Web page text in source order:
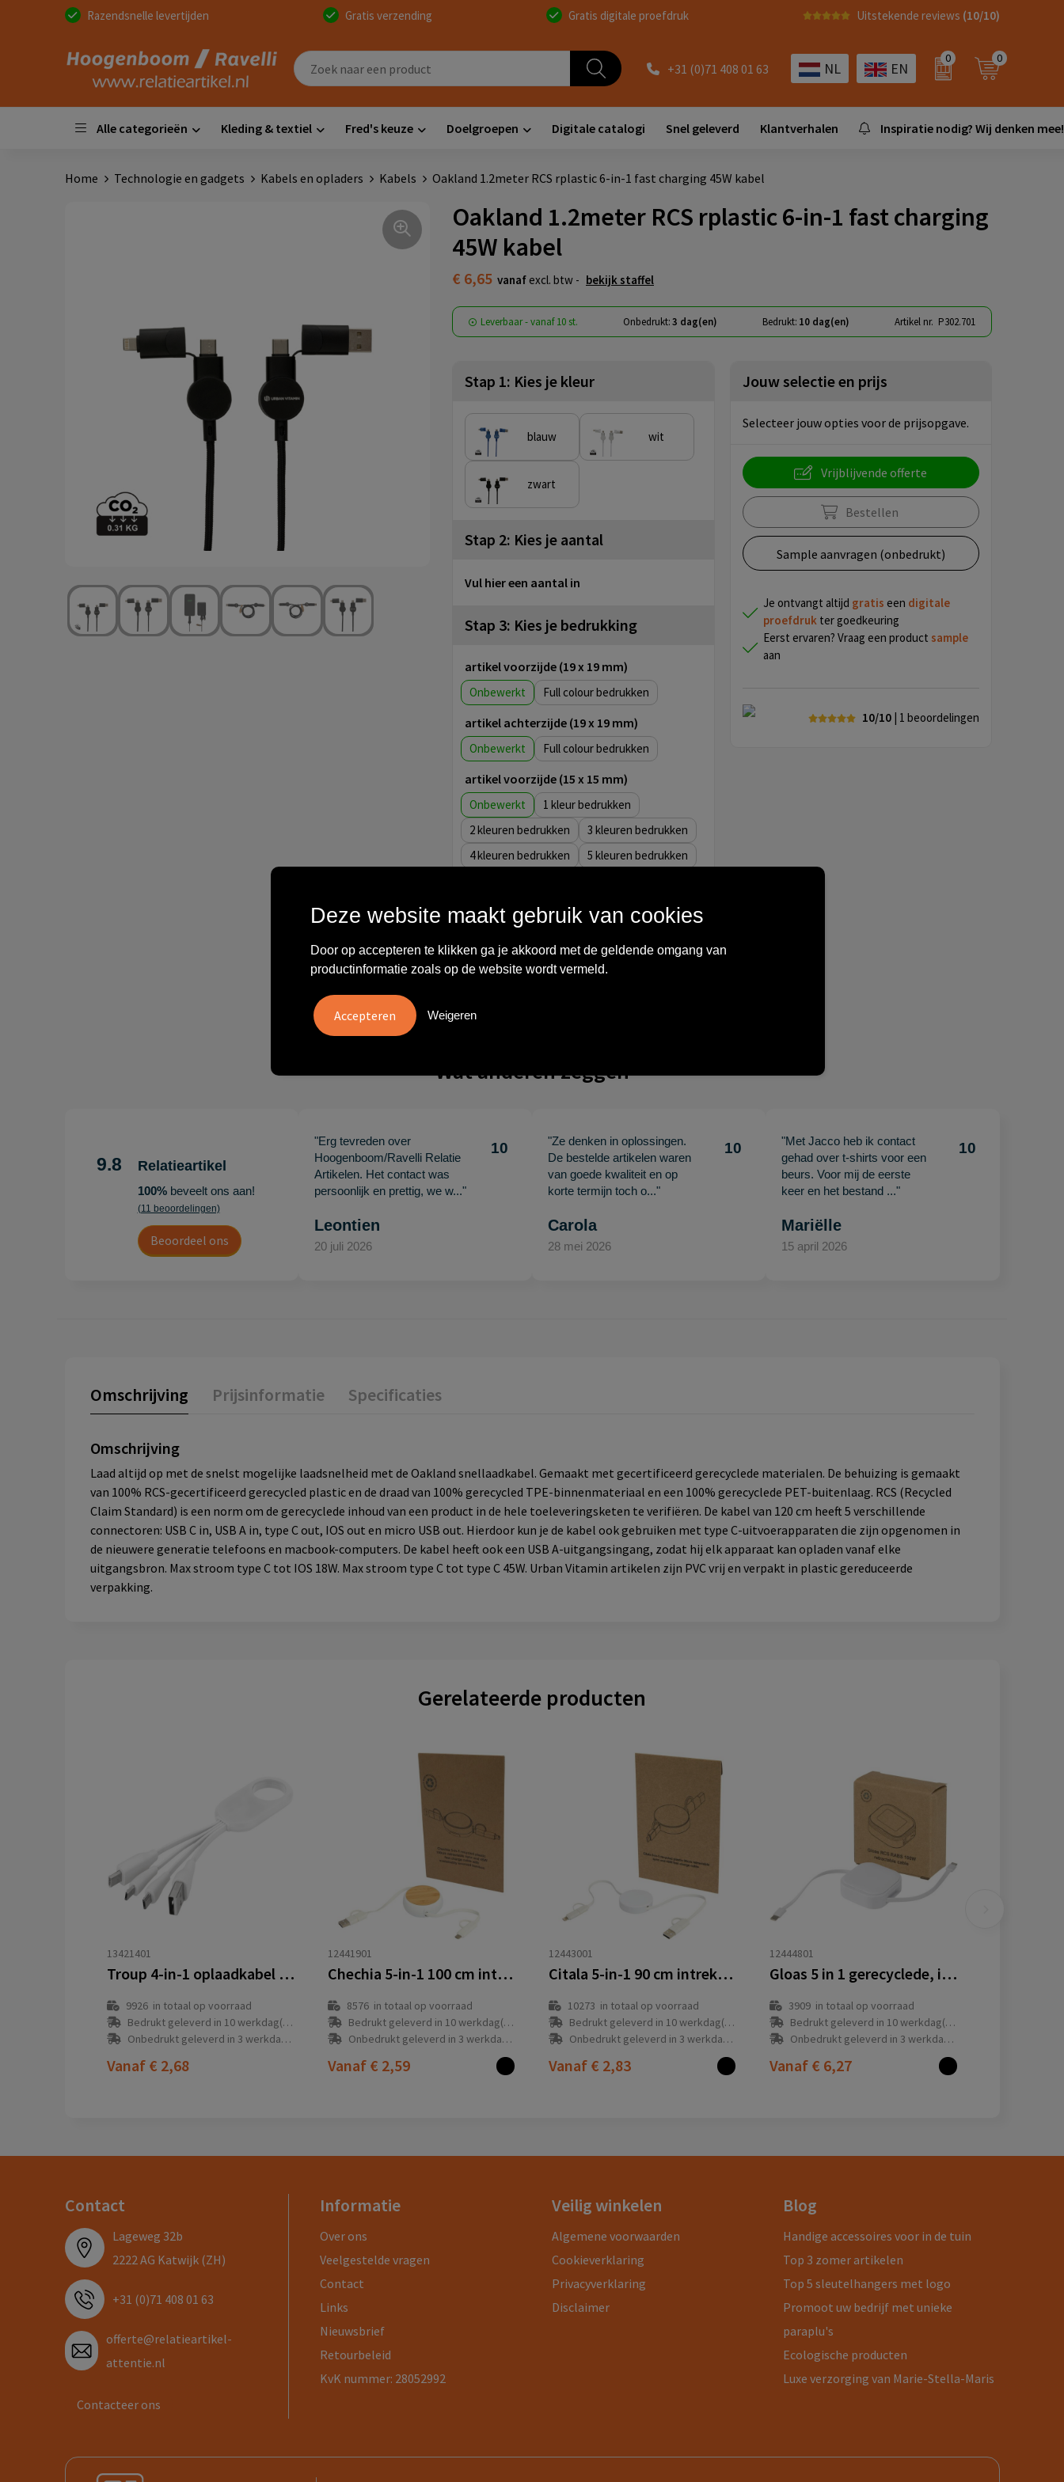
Razendsnelle levertijden Gratis verzending Gratis digitale proefdruk Uitstekende reviews (10/10)
+31 (0)71 408 01 63 NL EN
0 0
Alle categorieën Kleding & textiel Fred's keuze Doelgroepen Digitale catalogi Snel geleverd Klantverhalen Inspiratie nodig? Wij denken mee!
Home Technologie en gadgets Kabels en opladers Kabels Oakland 1.2meter RCS rplastic 6-in-1 fast charging 45W kabel
Oakland 1.2meter RCS rplastic 6-in-1 fast charging
45W kabel
€ 6,65 vanaf excl. btw - bekijk staffel
Leverbaar-vanaf10 st. Onbedrukt:3 dag(en) Bedrukt: 10 dag(en) Artikel nr. P302.701
Stap 1: Kies je kleur
blauw wit
zwart
Stap 2: Kies je aantal
Vul hier een aantal in
Stap 3: Kies je bedrukking
artikel voorzijde (19 x 19 mm)
Onbewerkt Full colour
artikel achterzijde (19 x 19 mm)
Onbewerkt Full colour
artikel voorzijde (15 x 15 mm)
Onbewerkt
1
2
3
4
5
artikel achterzijde (15 x 15 mm)
Graveren
Jouw selectie en prijs
Selecteer jouw opties voor de prijsopgave.
Vrijblijvende offerte
Bestellen
Sample aanvragen (onbedrukt)
Je ontvangt altijd gratis een digitale
proefdrukter goedkeuring
Eerst ervaren? Vraag een product sample
aan
10/10 | 1 beoordelingen
Wat anderen zeggen
9.8 Relatieartikel
100%beveelt ons aan!
(11 beoordelingen)
Beoordeel ons
"Erg tevreden over
Hoogenboom/Ravelli Relatie
Artikelen. Het contact was
persoonlijk en prettig, we w..."
10
Leontien
20 juli 2026
"Ze denken in oplossingen.
De bestelde artikelen waren
van goede kwaliteit en op
korte termijn toch o..."
10
Carola
28 mei 2026
"Met Jacco heb ik contact
gehad over t-shirts voor een
beurs. Voor mij de eerste
keer en het bestand ..."
10
Mariëlle
15 april 2026
Omschrijving Prijsinformatie Specificaties
Omschrijving
Laad altijd op met de snelst mogelijke laadsnelheid met de Oakland snellaadkabel. Gemaakt met gecertificeerd gerecyclede materialen. De behuizing is gemaakt
van 100% RCS-gecertificeerd gerecycled plastic en de draad van 100% gerecycled TPE-binnenmateriaal en een 100% gerecyclede PET-buitenlaag. RCS (Recycled
Claim Standard) is een norm om de gerecyclede inhoud van een product in de hele toeleveringsketen te verifiëren. De kabel van 120 cm heeft 5 verschillende
connectoren: USB C in, USB A in, type C out, IOS out en micro USB out. Hierdoor kun je de kabel ook gebruiken met type C-uitvoerapparaten die zijn opgenomen in
de nieuwere generatie telefoons en macbook-computers. De kabel heeft ook een USB A-uitgangsingang, zodat hij elk apparaat kan opladen vanaf elke
uitgangsbron. Max stroom type C tot IOS 18W. Max stroom type C tot type C 45W. Urban Vitamin artikelen zijn PVC vrij en verpakt in plastic gereduceerde
verpakking.
Gerelateerde producten
13421401
Troup 4-in-1 oplaadkabel met clip van type C
9926in totaal op voorraad
Bedrukt geleverd in 10 werkdag(en)
Onbedrukt geleverd in 3 werkdag(en)
Vanaf € 2,68
12441901
Chechia 5-in-1 100 cm intrekbare datasynchronisatie- en 45 W snellaadkabel van gerecycled plastic met bamboe details
8576in totaal op voorraad
Bedrukt geleverd in 10 werkdag(en)
Onbedrukt geleverd in 3 werkdag(en)
Vanaf € 2,59
12443001
Citala 5-in-1 90 cm intrekbare datasynchronisatie- en 40 W snellaadkabel van gerecycled plastic
10273 in totaal op voorraad
Bedrukt geleverd in 10 werkdag(en)
Onbedrukt geleverd in 3 werkdag(en)
Vanaf € 2,83
12444801
Gloas 5 in 1 gerecyclede, intrekbare datasynchronisatiekabel en snellaadkabel 100 W met smartphonetoolkit
3909 in totaal op voorraad
Bedrukt geleverd in 10 werkdag(en)
Onbedrukt geleverd in 3 werkdag(en)
Vanaf € 6,27
Contact
Lageweg 32b
2222 AG Katwijk (ZH)
+31 (0)71 408 01 63
offerte@relatieartikel-
attentie.nl
Contacteer ons
Informatie
Over ons
Veelgestelde vragen
Contact
Links
Nieuwsbrief
Retourbeleid
KvK nummer: 28052992
Veilig winkelen
Algemene voorwaarden
Cookieverklaring
Privacyverklaring
Disclaimer
Blog
Handige accessoires voor in de tuin
Top 3 zomer artikelen
Top 5 sleutelhangers met logo
Promoot uw bedrijf met unieke
paraplu's
Ecologische producten
Luxe verzorging van Marie-Stella-Maris
Deze website maakt gebruik van cookies
Door op accepteren te klikken ga je akkoord met de geldende omgang van
productinformatie zoals op de website wordt vermeld.
Weigeren